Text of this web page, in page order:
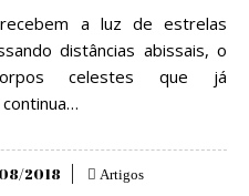
a luz de estrelas
distâncias abissais, o
celestes que já
2018 Artigos